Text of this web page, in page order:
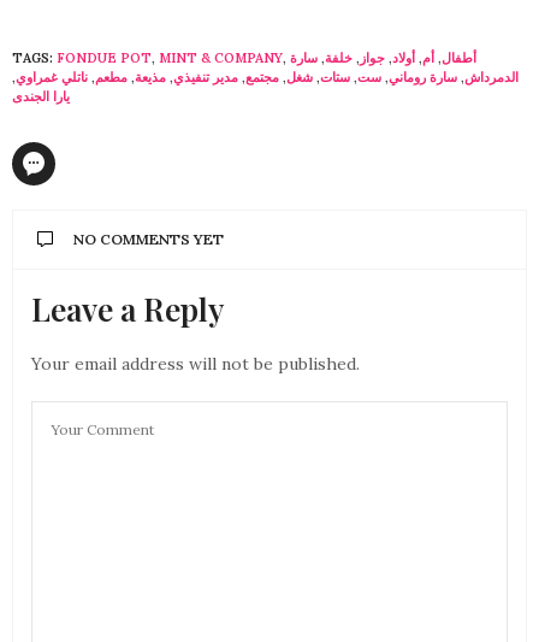
TAGS: FONDUE POT, MINT & COMPANY, أطفال, أم, أولاد, جواز , خلفة, سارة
الدمرداش, سارة روماني, ست, ستات, شغل, مجتمع, مدير تنفيذي, مذيعة, مطعم, ناتلي غمراوي,
يارا الجندى
NO COMMENTS YET
Leave a Reply
Your email address will not be published.